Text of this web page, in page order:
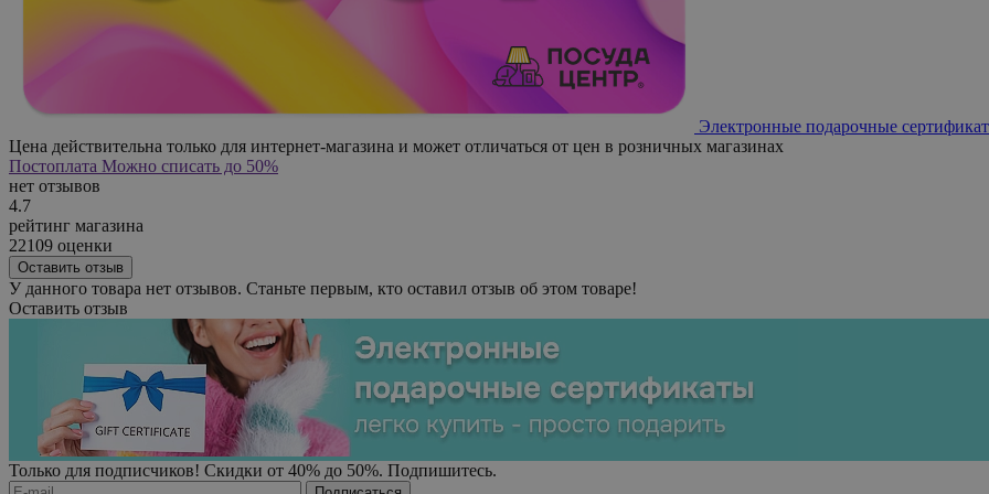
Электронные подарочные
Цена действительна только для интернет-магазина и может отличаться от цен в розничных магазинах
Постоплата Можно списать до 50%
нет отзывов
4.7
рейтинг магазина
22109 оценки
Оставить отзыв
У данного товара нет отзывов. Станьте первым, кто оставил отзыв об этом товаре!
Оставить отзыв
Только для подписчиков! Скидки от 40% до 50%. Подпишитесь.